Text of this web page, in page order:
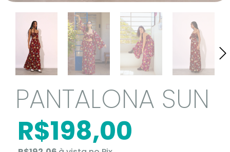
PANTALONA SUN
R$198,00